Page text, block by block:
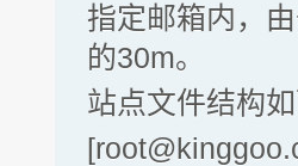
指定邮箱内，
的30m。
站点文件结构